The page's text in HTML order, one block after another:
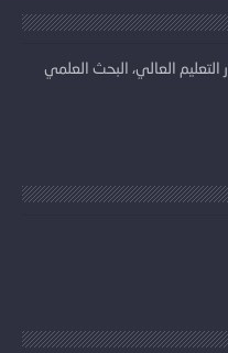
العالي، البحث العلمي